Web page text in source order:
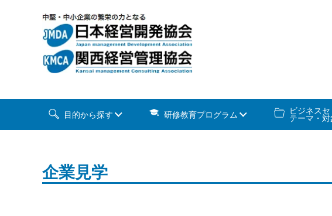
目的から探す 研修教育プログラム ビジネス
テーマ・
企業見学